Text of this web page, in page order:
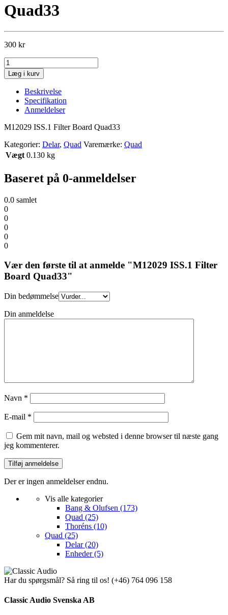
Quad33
300 kr
M12029
ISS.1
Filter
Board
Quad33
mængde
Læg i kurv
Beskrivelse
Specifikation
Anmeldelser
M12029 ISS.1 Filter Board Quad33
Kategorier: Delar, Quad Varemærke: Quad
Vægt 0.130 kg
Baseret på 0-anmeldelser
0.0 samlet
0
0
0
0
0
Vær den første til at anmelde "M12029 ISS.1 Filter
Board Quad33"
Din bedømmelse
Din anmeldelse
Navn *
E-mail *
Gem mit navn, mail og websted i denne browser til næste gang
jeg kommenterer.
Der er ingen anmeldelser endnu.
Vis alle kategorier
Bang & Olufsen (173)
Quad (25)
Thoréns (10)
Quad (25)
Delar(20)
Enheder(5)
Har du spørgsmål? Så ring til os! (+46) 764 096 158
Classic Audio Svenska AB